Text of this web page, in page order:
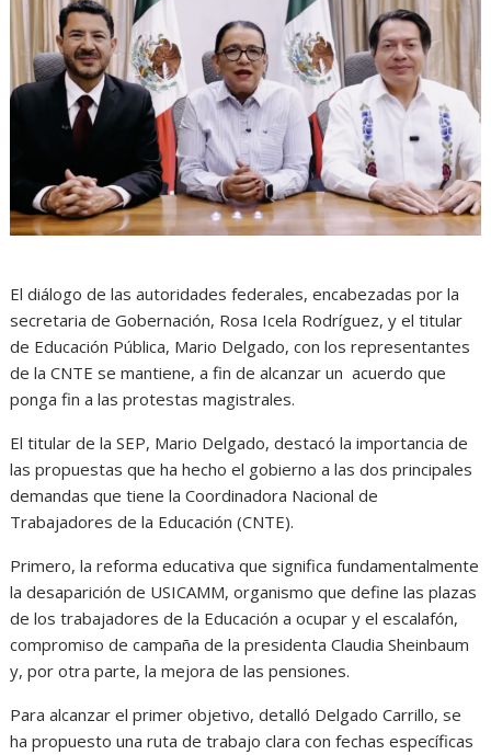
El diálogo de las autoridades federales, encabezadas por la
secretaria de Gobernación, Rosa Icela Rodríguez, y el titular
de Educación Pública, Mario Delgado, con los representantes
de la CNTE se mantiene, a fin de alcanzar un acuerdo que
ponga fin a las protestas magistrales.
El titular de la SEP, Mario Delgado, destacó la importancia de
las propuestas que ha hecho el gobierno a las dos principales
demandas que tiene la Coordinadora Nacional de
Trabajadores de la Educación (CNTE).
Primero, la reforma educativa que significa fundamentalmente
la desaparición de USICAMM, organismo que define las plazas
de los trabajadores de la Educación a ocupar y el escalafón,
compromiso de campaña de la presidenta Claudia Sheinbaum
y, por otra parte, la mejora de las pensiones.
Para alcanzar el primer objetivo, detalló Delgado Carrillo, se
ha propuesto una ruta de trabajo clara con fechas específicas